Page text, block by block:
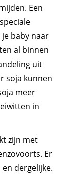
Een
baby naar
al binnen
uit
soja kunnen
meer
in
zijn met
Er
dergelijke.